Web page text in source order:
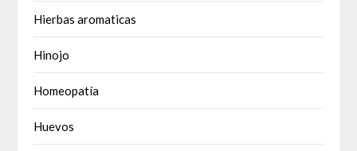
Hierbas aromaticas
Hinojo
Homeopatía
Huevos